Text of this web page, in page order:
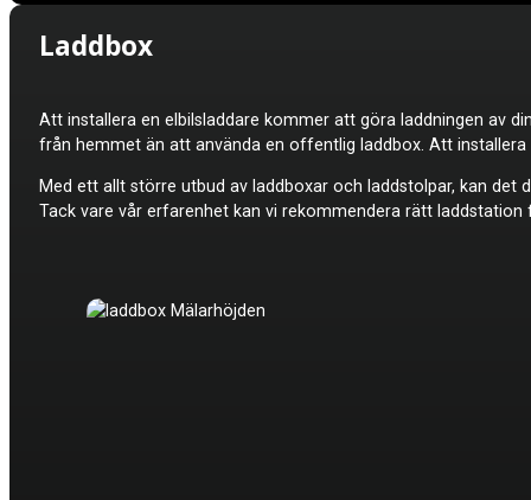
Laddbox
Att installera en elbilsladdare kommer att göra laddningen av
från hemmet än att använda en offentlig laddbox. Att
Med ett allt större utbud av laddboxar och laddstolpar, kan
Tack vare vår erfarenhet kan vi rekommendera rätt